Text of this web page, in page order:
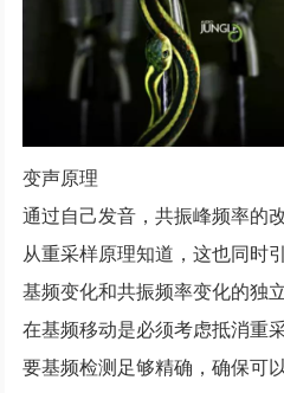
变声原理
通过自己发音，共振峰频率的
从重采样原理知道，这也同时
基频变化和共振频率变化的独
在基频移动是必须考虑抵消重
要基频检测足够精确，确保可